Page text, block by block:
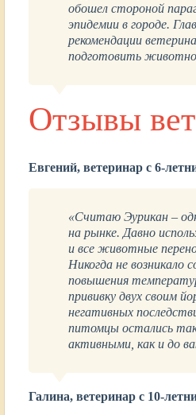
обошел стороной
эпидемии в городе.
рекомендации
подготовить
Отзывы
Евгений, ветеринар с 6-
«Считаю Эурикан –
на рынке. Давно
и все животные
Никогда не возникало
повышения
прививку двух своим
негативных
питомцы остались
активными, как и до
Галина, ветеринар с 10-